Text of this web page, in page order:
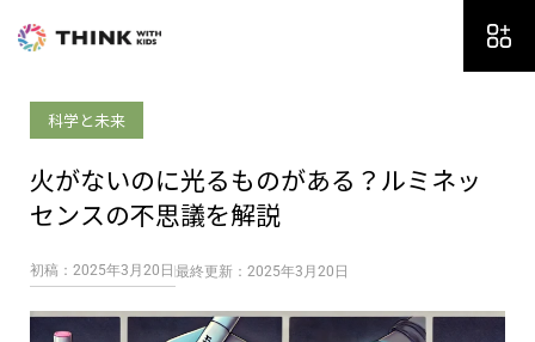
科学と未来
火がないのに光るものがある？ルミネッ
センスの不思議を解説
初稿：2025年3月20日 最終更新：2025年3月20日